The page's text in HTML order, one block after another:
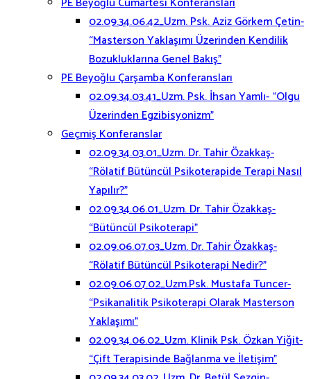
02.09.34.06.42_Uzm. Psk. Aziz Görkem Çetin-
“Masterson Yaklaşımı Üzerinden Kendilik
Bozukluklarına Genel Bakış”
PE Beyoğlu Çarşamba Konferansları
02.09.34.03.41_Uzm. Psk. İhsan Yamlı- “Olgu
Üzerinden Egzibisyonizm”
Geçmiş Konferanslar
02.09.34.03.01_Uzm. Dr. Tahir Özakkaş-
“Rölatif Bütüncül Psikoterapide Terapi Nasıl
Yapılır?”
02.09.34.06.01_Uzm. Dr. Tahir Özakkaş-
“Bütüncül Psikoterapi”
02.09.06.07.03_Uzm. Dr. Tahir Özakkaş-
“Rölatif Bütüncül Psikoterapi Nedir?”
02.09.06.07.02_Uzm.Psk. Mustafa Tuncer-
“Psikanalitik Psikoterapi Olarak Masterson
Yaklaşımı”
02.09.34.06.02_Uzm. Klinik Psk. Özkan Yiğit-
“Çift Terapisinde Bağlanma ve İletişim”